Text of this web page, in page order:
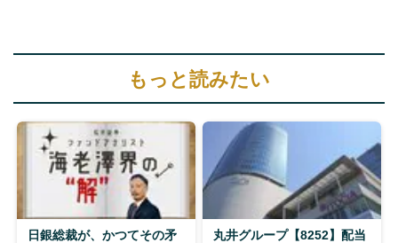
もっと読みたい
日銀総裁が、かつてその矛
丸井グループ【8252】配当